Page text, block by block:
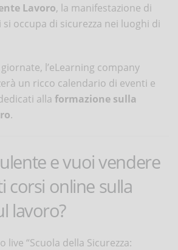
Lavoro, la manifestazione di
occupa di sicurezza nei luoghi di
l’eLearning company
un ricco calendario di eventi e
alla formazione sulla
.
e vuoi vendere
corsi online sulla
lavoro?
live “Scuola della Sicurezza: